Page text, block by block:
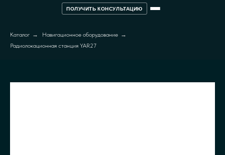
ПОЛУЧИТЬ КОНСУЛЬТАЦИЮ
Каталог → Навигационное оборудование →
Радиолокационная станция YAR27